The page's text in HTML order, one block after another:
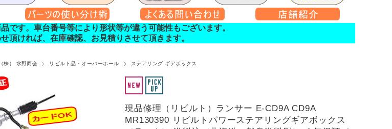
です。車台番号等により形状等が違う可能性もございます。
頂ければ、在庫確認、お見積りさせて頂きます。
株） 水野商会 リビルト品・オーバーホール ステアリング ギアボックス
現品修理（リビルト）ランサー E-CD9A CD9A
MR130390 リビルトパワーステアリングギアボックス